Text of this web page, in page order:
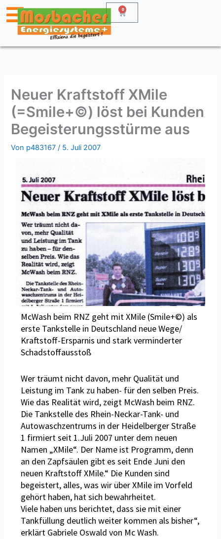
Zum
Inhalt
springen
0
Warenkorb
Neuer Kraftstoff XMile
(=Smile+©) löst bei Kunden
Begeisterungsstürme aus
Von p483167/ 5. Juli 2007
McWash beim RNZ geht mit XMile (Smile+©) als
erste Tankstelle in Deutschland neue Wege/
Kraftstoff-Ersparnis und stark verminderter
Schadstoffausstoß
Wer träumt nicht davon, mehr Qualität und
Leistung im Tank zu haben- für den selben Preis.
Wie das Realität wird, zeigt McWash beim RNZ.
Die Tankstelle des Rhein-Neckar-Tank- und
Autowaschzentrums in der Heidelberger Straße
1 firmiert seit 1.Juli 2007 unter dem neuen
Namen „XMile“. Der Name ist Programm, denn
an den Zapfsäulen gibt es seit Ende Juni den
neuen Kraftstoff XMile.“ Die Kunden sind
begeistert, alles, was wir über XMile im Vorfeld
gehört haben, hat sich bewahrheitet.
Viele haben uns berichtet, dass sie mit einer
Tankfüllung deutlich weiter kommen als bisher“,
erklärt Gabriele Oswald von Mc Wash.